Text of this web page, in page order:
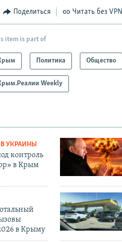
Поделиться Читать без VPN
item is part of
Политика Общество
Weekly
УКРАИНЫ
контроль
в Крым
в Крыму